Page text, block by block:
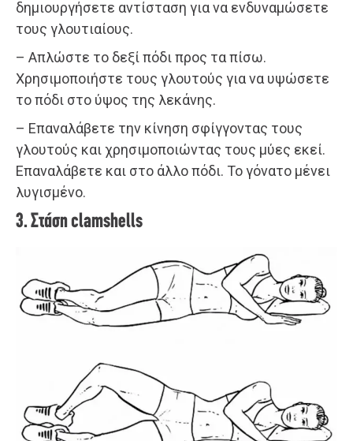
δημιουργήσετε αντίσταση για να ενδυναμώσετε
τους γλουτιαίους.
– Απλώστε το δεξί πόδι προς τα πίσω.
Χρησιμοποιήστε τους γλουτούς για να υψώσετε
το πόδι στο ύψος της λεκάνης.
– Επαναλάβετε την κίνηση σφίγγοντας τους
γλουτούς και χρησιμοποιώντας τους μύες εκεί.
Επαναλάβετε και στο άλλο πόδι. Το γόνατο μένει
λυγισμένο.
3. Στάση clamshells